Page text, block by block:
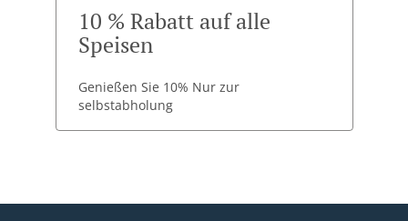
10 % Rabatt auf alle
Speisen
Genießen Sie 10% Nur zur
selbstabholung